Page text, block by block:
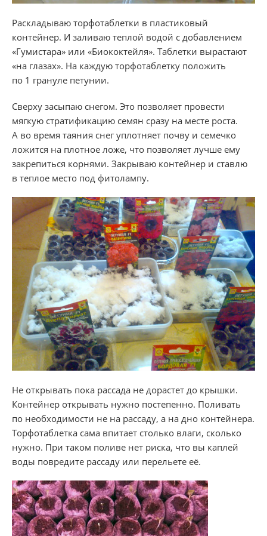
Раскладываю торфотаблетки в пластиковый
контейнер. И заливаю теплой водой с добавлением
«Гумистара» или «Биококтейля». Таблетки вырастают
«на глазах». На каждую торфотаблетку положить
по 1 грануле петунии.
Сверху засыпаю снегом. Это позволяет провести
мягкую стратификацию семян сразу на месте роста.
А во время таяния снег уплотняет почву и семечко
ложится на плотное ложе, что позволяет лучше ему
закрепиться корнями. Закрываю контейнер и ставлю
в теплое место под фитолампу.
Не открывать пока рассада не дорастет до крышки.
Контейнер открывать нужно постепенно. Поливать
по необходимости не на рассаду, а на дно контейнера.
Торфотаблетка сама впитает столько влаги, сколько
нужно. При таком поливе нет риска, что вы каплей
воды повредите рассаду или перельете её.